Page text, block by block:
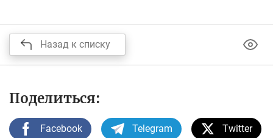
Назад к списку
Поделиться:
Facebook Telegram Twitter